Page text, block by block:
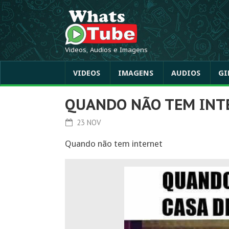
Videos, Audios e Imagens
VIDEOS IMAGENS AUDIOS
QUANDO NÃO TEM
23 NOV
Quando não tem internet